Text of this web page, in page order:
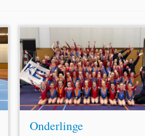
Onderlinge